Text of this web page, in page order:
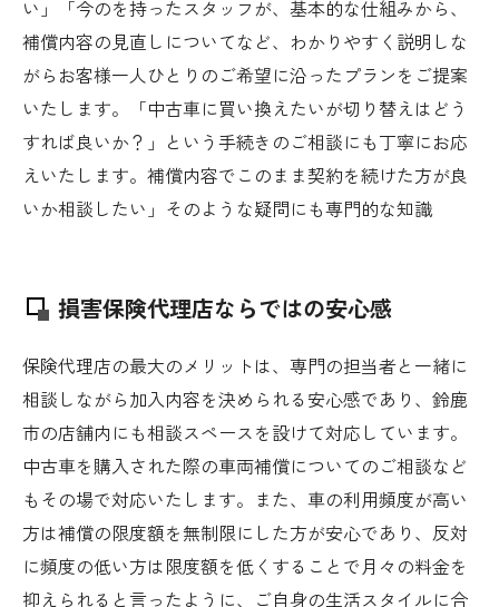
い」「今のを持ったスタッフが、基本的な仕組みから、
補償内容の見直しについてなど、わかりやすく説明しな
がらお客様一人ひとりのご希望に沿ったプランをご提案
いたします。「中古車に買い換えたいが切り替えはどう
すれば良いか？」という手続きのご相談にも丁寧にお応
えいたします。補償内容でこのまま契約を続けた方が良
いか相談したい」そのような疑問にも専門的な知識
損害保険代理店ならではの安心感
保険代理店の最大のメリットは、専門の担当者と一緒に
相談しながら加入内容を決められる安心感であり、鈴鹿
市の店舗内にも相談スペースを設けて対応しています。
中古車を購入された際の車両補償についてのご相談など
もその場で対応いたします。また、車の利用頻度が高い
方は補償の限度額を無制限にした方が安心であり、反対
に頻度の低い方は限度額を低くすることで月々の料金を
抑えられると言ったように、ご自身の生活スタイルに合